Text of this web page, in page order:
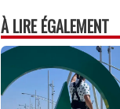
À LIRE ÉGALEMENT